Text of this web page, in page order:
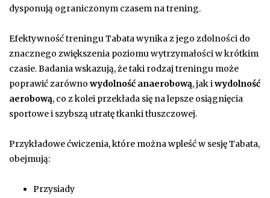
dysponują ograniczonym czasem na trening.
Efektywność treningu Tabata wynika z jego zdolności do
znacznego zwiększenia poziomu wytrzymałości w krótkim
czasie. Badania wskazują, że taki rodzaj treningu może
poprawić zarówno wydolność anaerobową, jak iwydolność
aerobową, co z kolei przekłada się na lepsze osiągnięcia
sportowe i szybszą utratę tkanki tłuszczowej.
Przykładowe ćwiczenia, które można wpleść w sesję Tabata,
obejmują:
Przysiady